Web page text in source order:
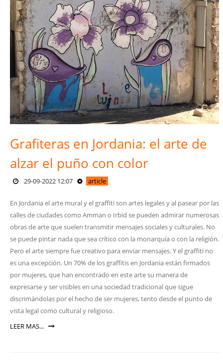
Grafiteras en Jordania: el arte de
alzar el puño con color
29-09-2022 12:07 article
En Jordania el arte mural y el graffiti son artes legales y al pasear por las
calles de ciudades como Amman o Irbid se pueden admirar numerosas
obras de arte que suelen transmitir mensajes sociales y culturales. No
se puede pintar nada que sea crítico con la monarquía o con la religión.
Pero el arte siempre fue creativo para enviar mensajes. Y el graffiti no
es una excepción. Un 70% de los graffitis en Jordania están firmados
por mujeres, que han encontrado en este arte su manera de
expresarse y ser visibles en una sociedad tradicional que sigue
discrimándolas por el hecho de ser mujeres, tento desde el punto de
vista legal como cultural y religioso.
LEER MAS...